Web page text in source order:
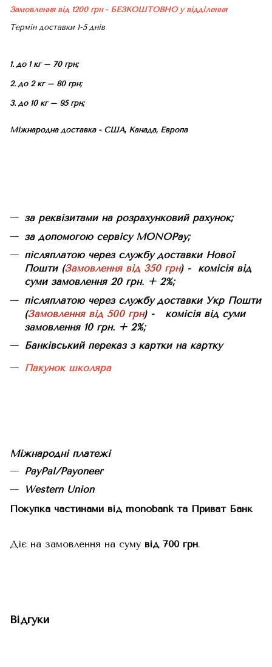
Замовлення від 1200 грн - БЕЗКОШТОВНО у відділення
Термін доставки 1-5 днів
1. до 1 кг – 70 грн;
2. до 2 кг – 80 грн;
3. до 10 кг – 95 грн;
Міжнародна доставка - США, Канада, Европа
за реквізитами на розрахунковий рахунок;
за допомогою сервісу MONOPay;
післяплатою через службу доставки Нової
Пошти (Замовлення від 350 грн) - комісія від
суми замовлення 20 грн. + 2%;
післяплатою через службу доставки Укр Пошти
(Замовлення від 500 грн) - комісія від суми
замовлення 10 грн. + 2%;
Банківський переказ з картки на картку
Пакунок школяра
Міжнародні платежі
PayPal/Payoneer
Western Union
Покупка частинами від monobank та Приват Банк
Діє на замовлення на суму від 700 грн.
Відгуки